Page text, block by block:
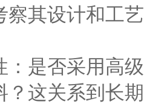
察其设计和工
：是否采用高
？这关系到长